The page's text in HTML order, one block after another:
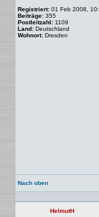
Registriert: 01 Feb 2008,
Beiträge: 355
Postleitzahl: 1109
Land: Deutschland
Wohnort: Dresden
Nach oben
HelmutH